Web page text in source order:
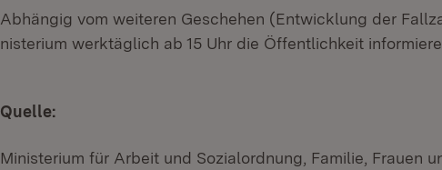
Abhängig vom weiteren Geschehen (Entwicklung der
nisterium werktäglich ab 15 Uhr die Öffentlichkeit
Quelle:
Ministerium für Arbeit und Sozialordnung, Familie, Frauen